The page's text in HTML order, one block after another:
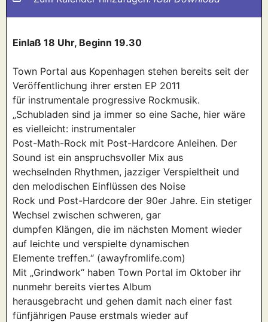
Einlaß 18 Uhr, Beginn 19.30
Town Portal aus Kopenhagen stehen bereits seit der
Veröffentlichung ihrer ersten EP 2011
für instrumentale progressive Rockmusik.
„Schubladen sind ja immer so eine Sache, hier wäre
es vielleicht: instrumentaler
Post-Math-Rock mit Post-Hardcore Anleihen. Der
Sound ist ein anspruchsvoller Mix aus
wechselnden Rhythmen, jazziger Verspieltheit und
den melodischen Einflüssen des Noise
Rock und Post-Hardcore der 90er Jahre. Ein stetiger
Wechsel zwischen schweren, gar
dumpfen Klängen, die im nächsten Moment wieder
auf leichte und verspielte dynamischen
Elemente treffen.“ (awayfromlife.com)
Mit „Grindwork“ haben Town Portal im Oktober ihr
nunmehr bereits viertes Album
herausgebracht und gehen damit nach einer fast
fünfjährigen Pause erstmals wieder auf